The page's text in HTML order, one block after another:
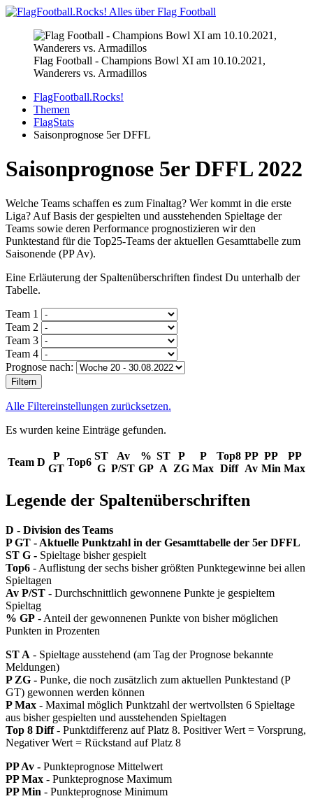
Flag Football - Champions Bowl XI am 10.10.2021,
Wanderers vs. Armadillos
FlagFootball.Rocks!
Themen
FlagStats
Saisonprognose 5er DFFL
Saisonprognose 5er DFFL 2022
Welche Teams schaffen es zum Finaltag? Wer kommt in die erste
Liga? Auf Basis der gespielten und ausstehenden Spieltage der
Teams sowie deren Performance prognostizieren wir den
Punktestand für die Top25-Teams der aktuellen Gesamttabelle zum
Saisonende (PP Av).
Eine Erläuterung der Spaltenüberschriften findest Du unterhalb der
Tabelle.
Team 1
Team 2
Team 3
Team 4
Prognose nach:
Filtern
Alle Filtereinstellungen zurücksetzen.
Es wurden keine Einträge gefunden.
Team D
P
GT
Top6
ST
G
Av
P/ST
%
GP
ST
A
P
ZG
P
Max
Top8
Diff
PP
Av
PP
Min
PP
Max
Legende der Spaltenüberschriften
D - Division des Teams
P GT - Aktuelle Punktzahl in der Gesamttabelle der 5er DFFL
ST G - Spieltage bisher gespielt
Top6 - Auflistung der sechs bisher größten Punktegewinne bei allen
Spieltagen
Av P/ST - Durchschnittlich gewonnene Punkte je gespieltem
Spieltag
% GP - Anteil der gewonnenen Punkte von bisher möglichen
Punkten in Prozenten
ST A - Spieltage ausstehend (am Tag der Prognose bekannte
Meldungen)
P ZG - Punke, die noch zusätzlich zum aktuellen Punktestand (P
GT) gewonnen werden können
P Max - Maximal möglich Punktzahl der wertvollsten 6 Spieltage
aus bisher gespielten und ausstehenden Spieltagen
Top 8 Diff- Punktdifferenz auf Platz 8. Positiver Wert = Vorsprung,
Negativer Wert = Rückstand auf Platz 8
PP Av - Punkteprognose Mittelwert
PP Max - Punkteprognose Maximum
PP Min - Punkteprognose Minimum